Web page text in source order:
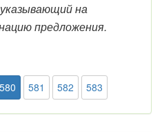
на
предложения.
580 581 582 583